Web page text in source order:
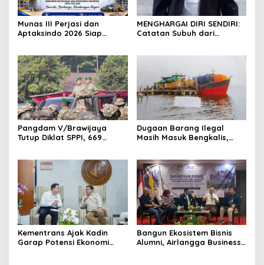
Munas III Perjasi dan
Aptaksindo 2026 Siap
MENGHARGAI DIRI SENDIRI:
Catatan Subuh dari
Pangdam V/Brawijaya
Tutup Diklat SPPI, 669
Dugaan Barang Ilegal
Masih Masuk Bengkalis,
Kementrans Ajak Kadin
Garap Potensi Ekonomi
Bangun Ekosistem Bisnis
Alumni, Airlangga Business